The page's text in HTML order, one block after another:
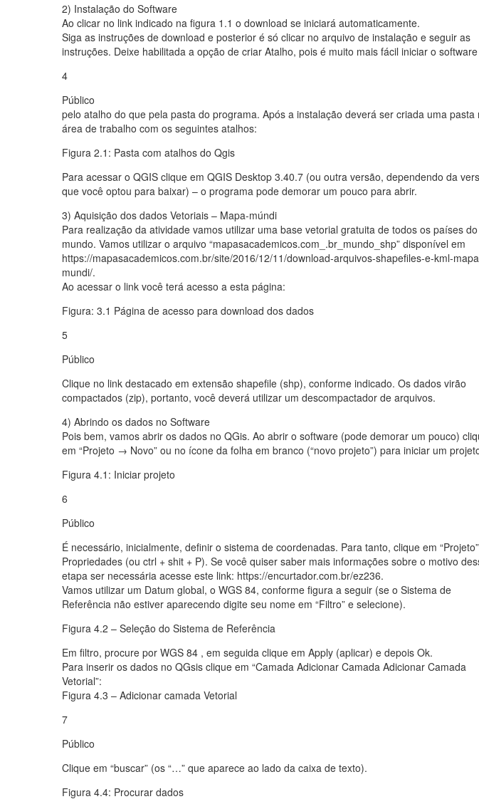
2) Instalação do Software
Ao clicar no link indicado na figura 1.1 o download se iniciará automaticamente.
Siga as instruções de download e posterior é só clicar no arquivo de instalação e seguir as
instruções. Deixe habilitada a opção de criar Atalho, pois é muito mais fácil iniciar o software
4
Público
pelo atalho do que pela pasta do programa. Após a instalação deverá ser criada uma pasta
área de trabalho com os seguintes atalhos:
Figura 2.1: Pasta com atalhos do Qgis
Para acessar o QGIS clique em QGIS Desktop 3.40.7 (ou outra versão, dependendo da
que você optou para baixar) – o programa pode demorar um pouco para abrir.
3) Aquisição dos dados Vetoriais – Mapa-múndi
Para realização da atividade vamos utilizar uma base vetorial gratuita de todos os países do
mundo. Vamos utilizar o arquivo “mapasacademicos.com_.br_mundo_shp” disponível em
https://mapasacademicos.com.br/site/2016/12/11/download-arquivos-shapefiles-e-kml-mapa
mundi/.
Ao acessar o link você terá acesso a esta página:
Figura: 3.1 Página de acesso para download dos dados
5
Público
Clique no link destacado em extensão shapefile (shp), conforme indicado. Os dados virão
compactados (zip), portanto, você deverá utilizar um descompactador de arquivos.
4) Abrindo os dados no Software
Pois bem, vamos abrir os dados no QGis. Ao abrir o software (pode demorar um pouco)
em “Projeto → Novo” ou no ícone da folha em branco (“novo projeto”) para iniciar um
Figura 4.1: Iniciar projeto
6
Público
É necessário, inicialmente, definir o sistema de coordenadas. Para tanto, clique em “Projeto”
Propriedades (ou ctrl + shit + P). Se você quiser saber mais informações sobre o motivo
etapa ser necessária acesse este link: https://encurtador.com.br/ez236.
Vamos utilizar um Datum global, o WGS 84, conforme figura a seguir (se o Sistema de
Referência não estiver aparecendo digite seu nome em “Filtro” e selecione).
Figura 4.2 – Seleção do Sistema de Referência
Em filtro, procure por WGS 84 , em seguida clique em Apply (aplicar) e depois Ok.
Para inserir os dados no QGsis clique em “Camada Adicionar Camada Adicionar Camada
Vetorial”:
Figura 4.3 – Adicionar camada Vetorial
7
Público
Clique em “buscar” (os “…” que aparece ao lado da caixa de texto).
Figura 4.4: Procurar dados